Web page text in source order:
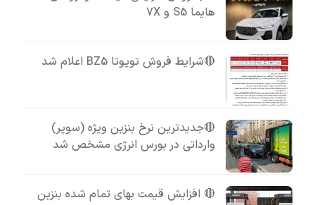
هایما S5 و 7X
🔴شرایط فروش تویوتا BZ5 اعلام شد
🔴جدیدترین نرخ بنزین ویژه (سوپر)
وارداتی در بورس انرژی مشخص شد
🔴 افزایش قیمت بهای تمام شده بنزین